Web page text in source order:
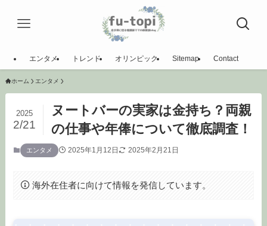
エンタメ トレンド オリンピック Sitemap Contact
ホーム エンタメ
ヌートバーの実家は金持ち？両親
の仕事や年俸について徹底調査！
2025
2/21
エンタメ 2025年1月12日 2025年2月21日
海外在住者に向けて情報を発信しています。